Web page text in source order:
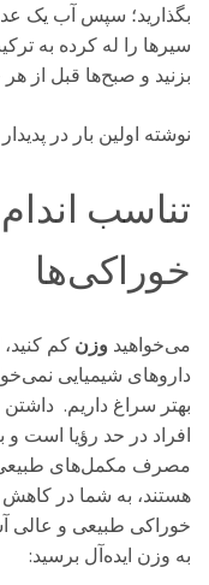
بگذارید؛ سپس آب یک
بزنید و صبح‌ها قبل از هر
نوشته اولین بار در
تناسب
خوراکی‌ها
می‌خواهید وزن کم
داروهای شیمیایی
بهتر سراغ داریم.
افراد در حد رؤیا است و
مصرف مکمل‌های
خوراکی طبیعی و عالی
به وزن ایده‌آل برسید: